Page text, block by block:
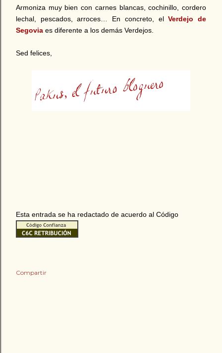
Armoniza muy bien con carnes blancas, cochinillo, cordero
lechal, pescados, arroces… En concreto, elVerdejo de
Segovia es diferente a los demás Verdejos.
Sed felices,
Esta entrada se ha redactado de acuerdo al Código
Compartir